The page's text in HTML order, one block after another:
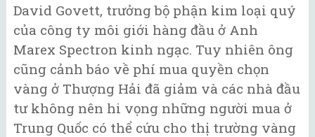
David Govett, trưởng bộ phận kim loại quý
của công ty môi giới hàng đầu ở Anh
Marex Spectron kinh ngạc. Tuy nhiên ông
cũng cảnh báo về phí mua quyền chọn
vàng ở Thượng Hải đã giảm và các nhà đầu
tư không nên hi vọng những người mua ở
Trung Quốc có thể cứu cho thị trường vàng